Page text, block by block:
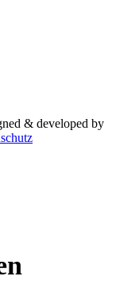
& developed by